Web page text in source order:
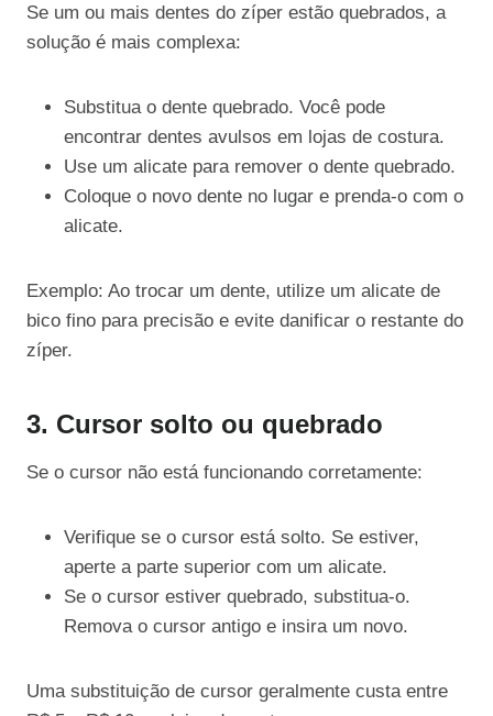
Se um ou mais dentes do zíper estão quebrados, a
solução é mais complexa:
Substitua o dente quebrado. Você pode
encontrar dentes avulsos em lojas de costura.
Use um alicate para remover o dente quebrado.
Coloque o novo dente no lugar e prenda-o com o
alicate.
Exemplo: Ao trocar um dente, utilize um alicate de
bico fino para precisão e evite danificar o restante do
zíper.
3. Cursor solto ou quebrado
Se o cursor não está funcionando corretamente:
Verifique se o cursor está solto. Se estiver,
aperte a parte superior com um alicate.
Se o cursor estiver quebrado, substitua-o.
Remova o cursor antigo e insira um novo.
Uma substituição de cursor geralmente custa entre